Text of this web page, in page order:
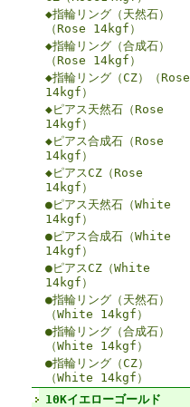
◆指輪リング（天然石）
（Rose 14kgf）
◆指輪リング（合成石）
（Rose 14kgf）
◆指輪リング（CZ）（Rose
14kgf）
◆ピアス天然石（Rose
14kgf）
◆ピアス合成石（Rose
14kgf）
◆ピアスCZ（Rose
14kgf）
●ピアス天然石（White
14kgf）
●ピアス合成石（White
14kgf）
●ピアスCZ（White
14kgf）
●指輪リング（天然石）
（White 14kgf）
●指輪リング（合成石）
（White 14kgf）
●指輪リング（CZ）
（White 14kgf）
10Kイエローゴールド